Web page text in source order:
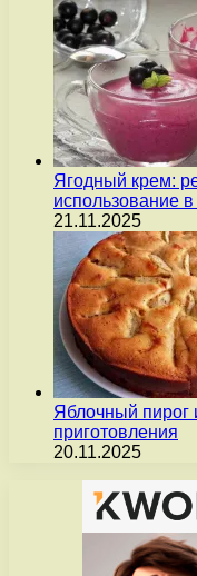
Ягодный крем:
использование
21.11.2025
Яблочный пирог
приготовления
20.11.2025